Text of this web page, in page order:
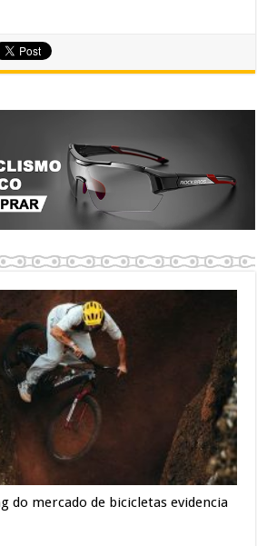
do mercado de bicicletas evidencia